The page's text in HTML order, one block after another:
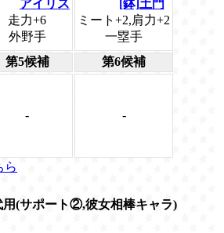
アイリス
走力+6
外野手
[鉢]土門
ミート+2,肩力+2
一塁手
第5候補 第6候補
- -
ら
用(サポート②,彼女相棒キャラ)